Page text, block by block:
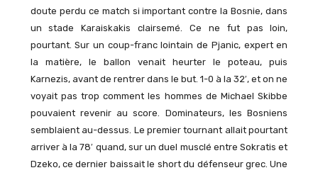
doute perdu ce match si important contre la Bosnie, dans
un stade Karaiskakis clairsemé. Ce ne fut pas loin,
pourtant. Sur un coup-franc lointain de Pjanic, expert en
la matière, le ballon venait heurter le poteau, puis
Karnezis, avant de rentrer dans le but. 1-0 à la 32′, et on ne
voyait pas trop comment les hommes de Michael Skibbe
pouvaient revenir au score. Dominateurs, les Bosniens
semblaient au-dessus. Le premier tournant allait pourtant
arriver à la 78′ quand, sur un duel musclé entre Sokratis et
Dzeko, ce dernier baissait le short du défenseur grec. Une